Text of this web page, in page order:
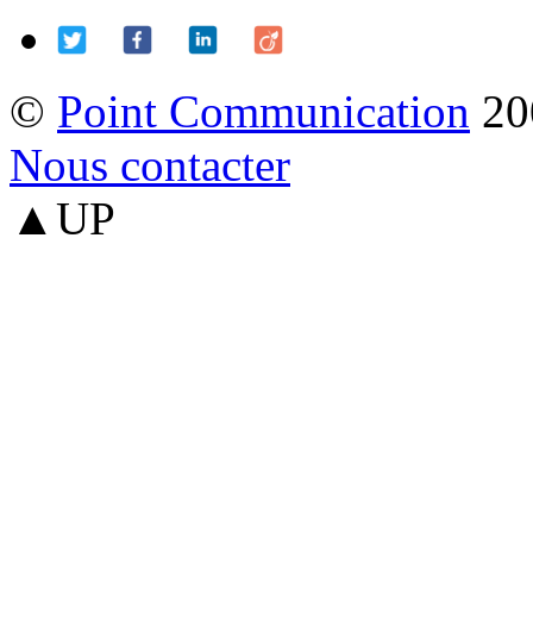
© Point Communication
Nous contacter
▲UP